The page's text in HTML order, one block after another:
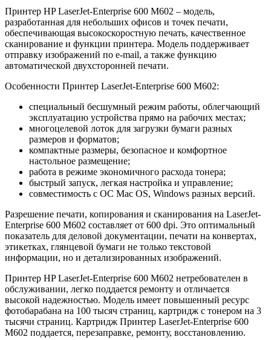
Принтер HP LaserJet-Enterprise 600 M602 – модель,
разработанная для небольших офисов и точек печати,
обеспечивающая высокоскоростную печать, качественное
сканирование и функции принтера. Модель поддерживает
отправку изображений по e-mail, а также функцию
автоматической двухсторонней печати.
Особенности Принтер LaserJet-Enterprise 600 M602:
специальный бесшумный режим работы, облегчающий
эксплуатацию устройства прямо на рабочих местах;
многоцелевой лоток для загрузки бумаги разных
размеров и форматов;
компактные размеры, безопасное и комфортное
настольное размещение;
работа в режиме экономичного расхода тонера;
быстрый запуск, легкая настройка и управление;
совместимость с ОС Mac OS, Windows разных версий.
Разрешение печати, копирования и сканирования на LaserJet-
Enterprise 600 M602 составляет от 600 dpi. Это оптимальный
показатель для деловой документации, печати на конвертах,
этикетках, глянцевой бумаги не только текстовой
информации, но и детализированных изображений.
Принтер HP LaserJet-Enterprise 600 M602 нетребователен в
обслуживании, легко поддается ремонту и отличается
высокой надежностью. Модель имеет повышенный ресурс
фотобарабана на 100 тысяч страниц, картридж с тонером на 3
тысячи страниц. Картридж Принтер LaserJet-Enterprise 600
M602 поддается, перезаправке, ремонту, восстановлению.